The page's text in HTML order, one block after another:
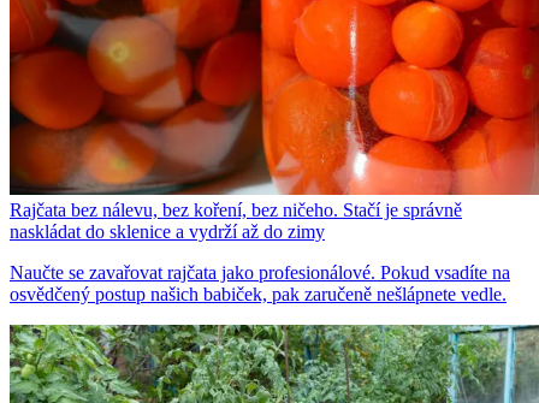
Rajčata bez nálevu, bez koření, bez ničeho. Stačí je správně
naskládat do sklenice a vydrží až do zimy
Naučte se zavařovat rajčata jako profesionálové. Pokud vsadíte na
osvědčený postup našich babiček, pak zaručeně nešlápnete vedle.